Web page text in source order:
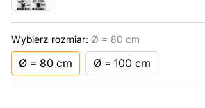
Wybierz rozmiar: Ø = 80 cm
Ø = 80 cm Ø = 100 cm